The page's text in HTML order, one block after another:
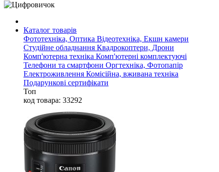
Каталог товарів
Фототехніка, Оптика Відеотехніка, Екшн камери
Студійне обладнання Квадрокоптери, Дрони
Комп'ютерна техніка Комп'ютерні комплектуючі
Телефони та смартфони Оргтехніка, Фотопапір
Електроживлення Комісійна, вживана техніка
Подарункові сертифікати
Топ
код товара: 33292